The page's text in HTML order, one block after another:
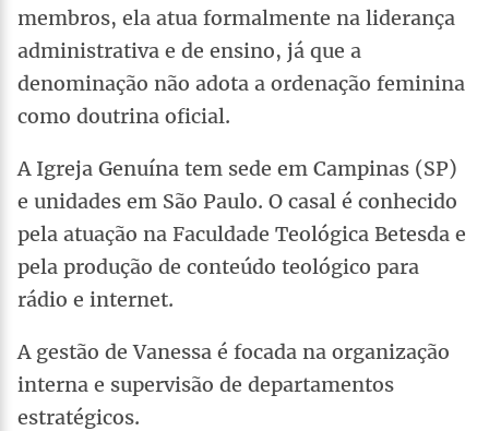
membros, ela atua formalmente na liderança
administrativa e de ensino, já que a
denominação não adota a ordenação feminina
como doutrina oficial.
A Igreja Genuína tem sede em Campinas (SP)
e unidades em São Paulo. O casal é conhecido
pela atuação na Faculdade Teológica Betesda e
pela produção de conteúdo teológico para
rádio e internet.
A gestão de Vanessa é focada na organização
interna e supervisão de departamentos
estratégicos.